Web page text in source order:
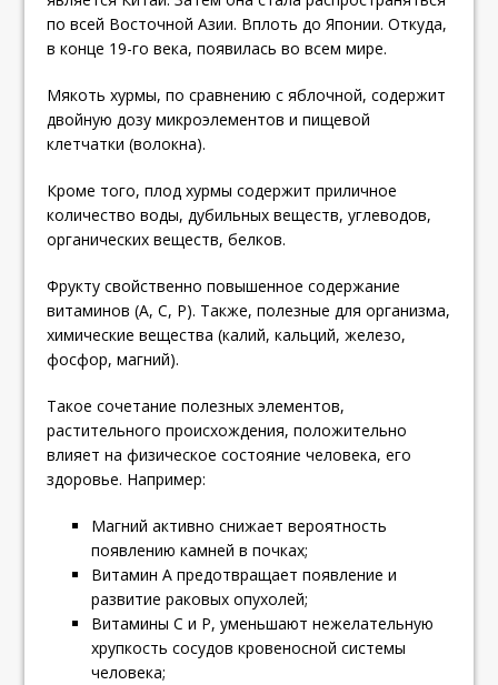
по всей Восточной Азии. Вплоть до Японии. Откуда,
в конце 19-го века, появилась во всем мире.
Мякоть хурмы, по сравнению с яблочной, содержит
двойную дозу микроэлементов и пищевой
клетчатки (волокна).
Кроме того, плод хурмы содержит приличное
количество воды, дубильных веществ, углеводов,
органических веществ, белков.
Фрукту свойственно повышенное содержание
витаминов (А, С, Р). Также, полезные для организма,
химические вещества (калий, кальций, железо,
фосфор, магний).
Такое сочетание полезных элементов,
растительного происхождения, положительно
влияет на физическое состояние человека, его
здоровье. Например:
Магний активно снижает вероятность
появлению камней в почках;
Витамин А предотвращает появление и
развитие раковых опухолей;
Витамины С и Р, уменьшают нежелательную
хрупкость сосудов кровеносной системы
человека;